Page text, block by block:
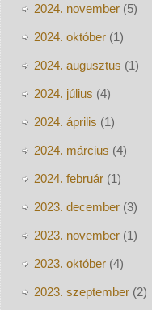
2024. november(5)
2024. október(1)
2024. augusztus (1)
2024. július (4)
2024. április (1)
2024. március (4)
2024. február(1)
2023. december(3)
2023. november(1)
2023. október(4)
2023. szeptember(2)